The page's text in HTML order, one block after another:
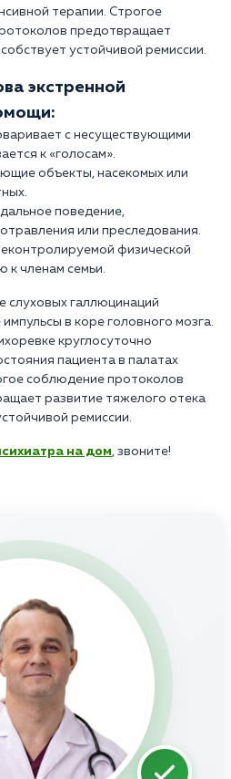
терапии. Строгое
предотвращает
устойчивой ремиссии.
экстренной
с несуществующими
к «голосам».
объекты, насекомых или
поведение,
или преследования.
физической
к членам семьи.
слуховых галлюцинаций
в коре головного мозга.
круглосуточно
пациента в палатах
соблюдение протоколов
развитие тяжелого отека
ремиссии.
на дом, звоните!